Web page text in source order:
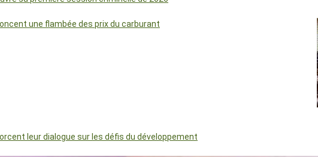
une flambée des prix du carburant
leur dialogue sur les défis du développement